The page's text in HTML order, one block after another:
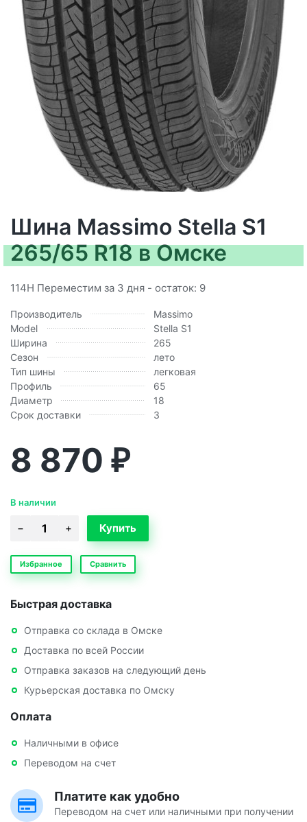
Шина Massimo Stella S1
265/65 R18 в Омске
114H Переместим за 3 дня - остаток: 9
Производитель
Massimo
Model
Stella S1
Ширина
265
Сезон
лето
Тип шины
легковая
Профиль
65
Диаметр
18
Срок доставки
3
8 870 ₽
В наличии
Избранное Сравнить
Быстрая доставка
Отправка со склада в Омске
Доставка по всей России
Отправка заказов на следующий день
Курьерская доставка по Омску
Оплата
Наличными в офисе
Переводом на счет
Платите как удобно
Переводом на счет или наличными при получении